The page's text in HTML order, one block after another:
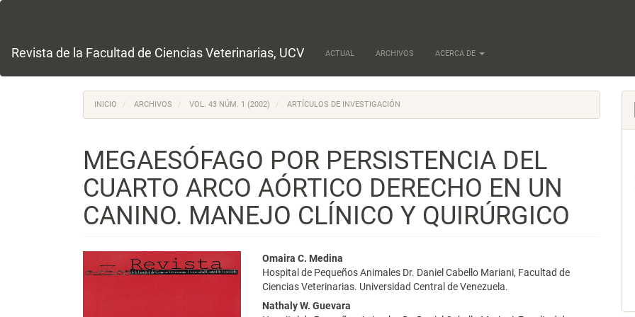
principal
lateral
Revista de la Facultad de Ciencias Veterinarias, UCV ACTUAL ARCHIVOS ACERCA DE
INICIO ARCHIVOS VOL. 43 NÚM. 1 (2002) ARTÍCULOS DE INVESTIGACIÓN
MEGAESÓFAGO POR PERSISTENCIA DEL
CUARTO ARCO AÓRTICO DERECHO EN UN
CANINO. MANEJO CLÍNICO Y QUIRÚRGICO
Barra
Contenido
principal
del
Omaira C. Medina
Hospital de Pequeños Animales Dr. Daniel Cabello Mariani, Facultad de
Ciencias Veterinarias. Universidad Central de Venezuela.
Nathaly W. Guevara